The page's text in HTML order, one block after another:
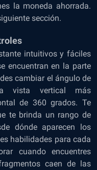
la moneda ahorrada.
sección.
intuitivos y fáciles
encuentran en la parte
cambiar el ángulo de
vista vertical más
de 360 ​​grados. Te
te brinda un rango de
dónde aparecen los
habilidades para cada
cuando encuentres
caen de las